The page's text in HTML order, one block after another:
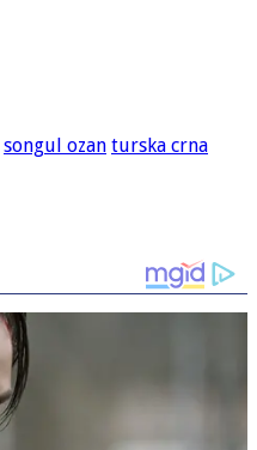
songul ozan turska crna